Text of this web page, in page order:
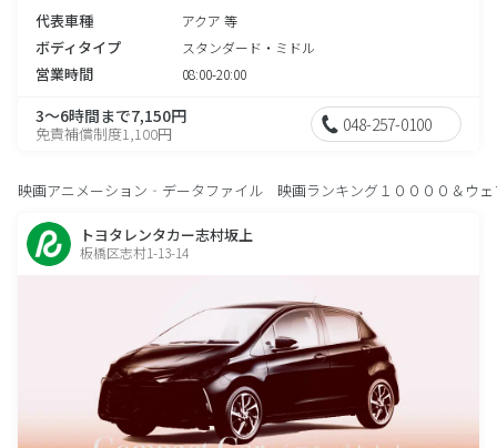
代表車種 アクア 等
ボディタイプ スタンダード・ミドル
営業時間 08:00-20:00
3～6時間まで7,150円
免責補償制度1,100円 048-257-0100
映画アニメーション‐データファイル 映画ランキング１００００＆ウェ
トヨタレンタカー志村坂上
板橋区志村1-13-14